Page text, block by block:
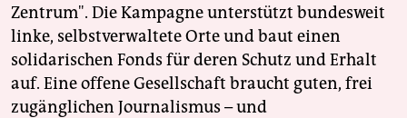
Zentrum". Die Kampagne unterstützt bundesweit
linke, selbstverwaltete Orte und baut einen
solidarischen Fonds für deren Schutz und Erhalt
auf. Eine offene Gesellschaft braucht guten, frei
zugänglichen Journalismus – und